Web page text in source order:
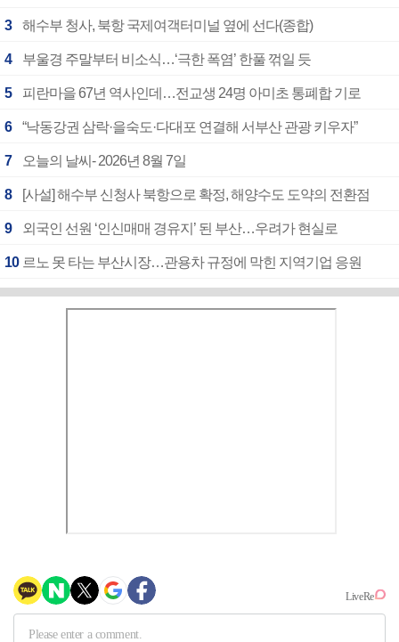
3 해수부 청사, 북항 국제여객터미널 옆에 선다(종합)
4 부울경 주말부터 비소식…‘극한 폭염’ 한풀 꺾일 듯
5 피란마을 67년 역사인데…전교생 24명 아미초 통폐합 기로
6 “낙동강권 삼락·을숙도·다대포 연결해 서부산 관광 키우자”
7 오늘의 날씨- 2026년 8월 7일
8 [사설] 해수부 신청사 북항으로 확정, 해양수도 도약의 전환점
9 외국인 선원 ‘인신매매 경유지’ 된 부산…우려가 현실로
10 르노 못 타는 부산시장…관용차 규정에 막힌 지역기업 응원